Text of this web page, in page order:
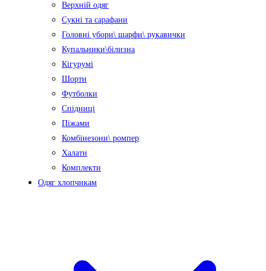
Верхній одяг
Сукні та сарафани
Головні убори\ шарфи\ рукавички
Купальники\білизна
Кігурумі
Шорти
Футболки
Спідниці
Піжами
Комбінезони\ ромпер
Халати
Комплекти
Одяг хлопчикам